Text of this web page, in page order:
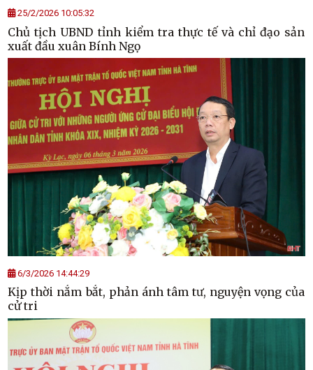
25/2/2026 10:05:32
Chủ tịch UBND tỉnh kiểm tra thực tế và chỉ đạo sản
xuất đầu xuân Bính Ngọ
6/3/2026 14:44:29
Kịp thời nắm bắt, phản ánh tâm tư, nguyện vọng của
cử tri